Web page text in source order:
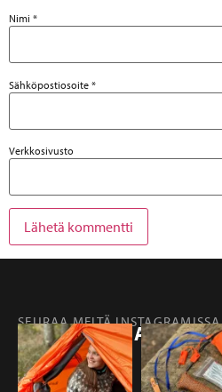
Nimi *
Sähköpostiosoite *
Verkkosivusto
SEURAA MEITÄ INSTAGRAMISSA
@RETKIFINLAND